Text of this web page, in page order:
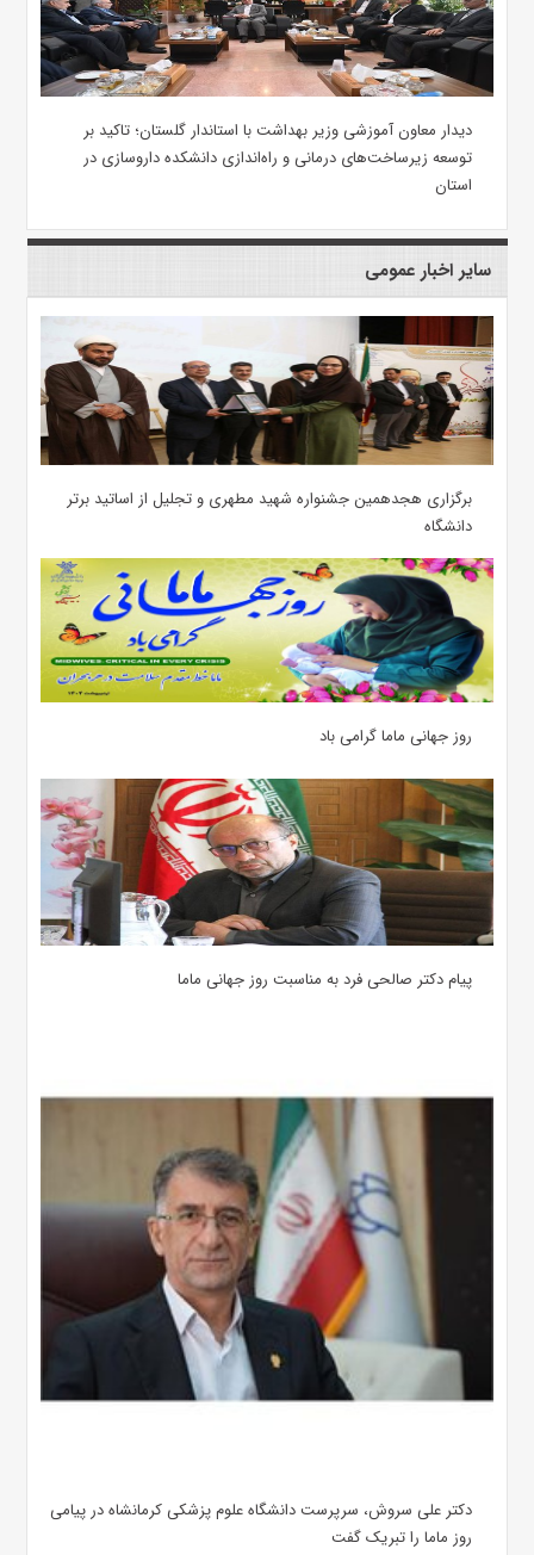
دیدار معاون آموزشی وزیر بهداشت با استاندار گلستان؛ تاکید بر
توسعه زیرساخت‌های درمانی و راه‌اندازی دانشکده داروسازی در
استان
سایر اخبار عمومی
برگزاری هجدهمین جشنواره شهید مطهری و تجلیل از اساتید برتر
دانشگاه
روز جهانی ماما گرامی باد
پیام دکتر صالحی فرد به مناسبت روز جهانی ماما
دکتر علی سروش، سرپرست دانشگاه علوم پزشکی کرمانشاه در پیامی
روز ماما را تبریک گفت